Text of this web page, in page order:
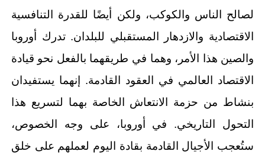
لصالح الناس والكوكب، ولكن أيضًا للقدرة التنافسية
الاقتصادية والازدهار المستقبلي للبلدان. تدرك أوروبا
والصين هذا الأمر، وهما في طريقهما بالفعل نحو قيادة
الاقتصاد العالمي في العقود القادمة. إنهما يستفيدان
بنشاط من حزمة الانتعاش الخاصة بهما لتسريع هذا
التحول التاريخي. في أوروبا، على وجه الخصوص،
ستُعجب الأجيال القادمة بقادة اليوم لعملهم على خلق